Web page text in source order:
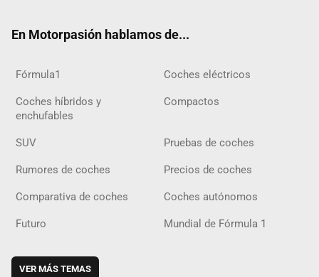
En Motorpasión hablamos de...
Fórmula1 Coches eléctricos
Coches híbridos y
enchufables
Compactos
SUV Pruebas de coches
Rumores de coches Precios de coches
Comparativa de coches Coches autónomos
Futuro Mundial de Fórmula 1
VER MÁS TEMAS